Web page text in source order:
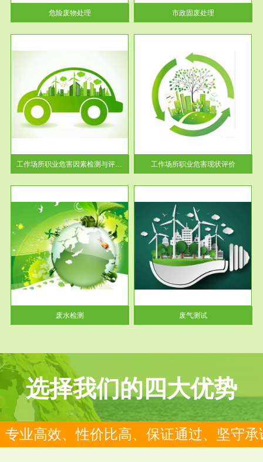
危险废物处理
理处...
市政固废处理
工作场所职业危害因素检测与评价...
服务范围
工作场所职业危害现状评价
【现状评价意义】：具体因素---
-通过质谱分析等多种手段明确
工作场...
工作场所职业危害现状评价
废水检测
服务范围
废气测试
检测范围工业废气检测包括有机
废气和无机废气。有机废气主要
包括...
废气测试
选择我们的四大优势
专业高效、性价比高、保证通过、坚守承